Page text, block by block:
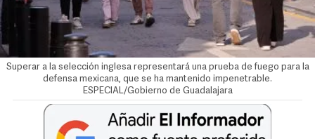
Superar a la selección inglesa representará una prueba de fuego para la
defensa mexicana, que se ha mantenido impenetrable.
ESPECIAL/Gobierno de Guadalajara